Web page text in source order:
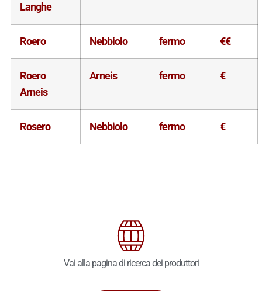
Langhe
Roero Nebbiolo fermo €€
Roero
Arneis
Arneis fermo €
Rosero Nebbiolo fermo €
Vai alla pagina di ricerca dei produttori